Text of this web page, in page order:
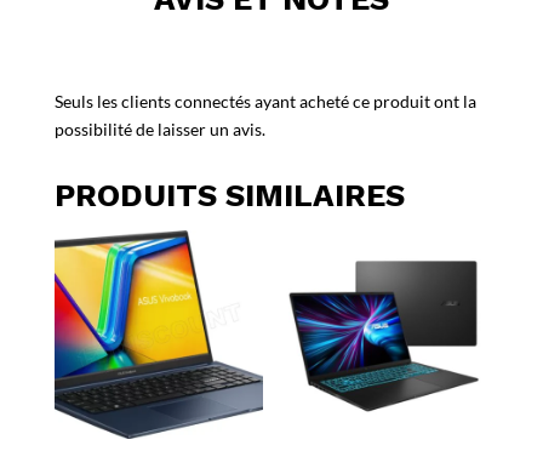
Seuls les clients connectés ayant acheté ce produit ont la
possibilité de laisser un avis.
PRODUITS SIMILAIRES